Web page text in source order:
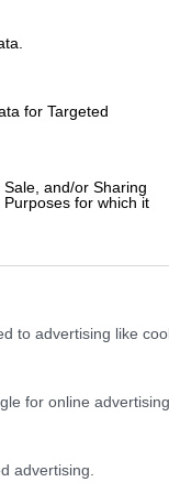
for Targeted
and/or Sharing
for which it
to advertising like
for online advertising
advertising.
Πολιχνίου
και να
συνοδεύουν